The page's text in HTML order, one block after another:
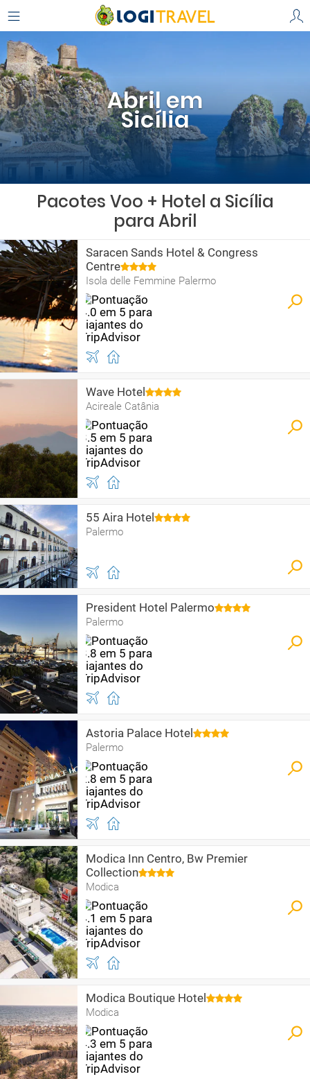
Abril em
Sicília
Pacotes Voo + Hotel a Sicília
para Abril
Saracen Sands Hotel & Congress
Centre
Isola delle Femmine Palermo
Wave Hotel
Acireale Catânia
55 Aira Hotel
Palermo
President Hotel Palermo
Palermo
Astoria Palace Hotel
Palermo
Modica Inn Centro, Bw Premier
Collection
Modica
Modica Boutique Hotel
Modica